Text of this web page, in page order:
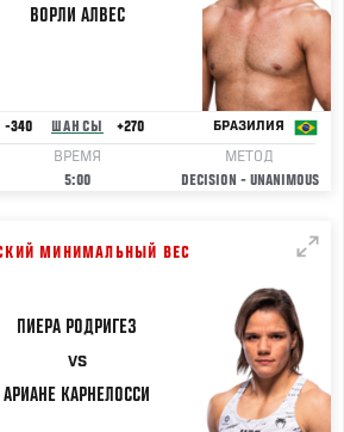
ВОРЛИ АЛВЕС
-340 ШАНСЫ +270 БРАЗИЛИЯ
ВРЕМЯ
5:00
МЕТОД
DECISION - UNANIMOUS
МИНИМАЛЬНЫЙ ВЕС
ПИЕРА РОДРИГЕЗ
VS
АРИАНЕ КАРНЕЛОССИ